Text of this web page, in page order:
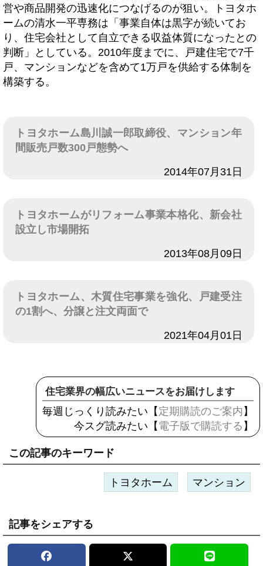
営や商品開発の迅速化につなげるのが狙い。トヨタホ
ームの清水一平専務は「事業自体は黒字が続いてお
り、住宅会社として自立できる収益体質になったとの
判断」としている。2010年度までに、戸建住宅で7千
戸、マンションなどを含めて1万戸を供給する体制を
構築する。
トヨタホーム島川誠一郎取締役、マンション年
間販売戸数300戸態勢へ
2014年07月31日
トヨタホームがリフォーム事業本格化、新会社
設立し市場開拓
2013年08月09日
トヨタホーム、木質住宅事業を強化、戸建受注
の1割へ、分譲と注文両面で
2021年04月01日
住宅業界の幅広いニュースをお届けします
毎週じっくり読みたい【 定期購読のご案内 】
今スグ読みたい【 電子版で購読する 】
この記事のキーワード
トヨタホーム マンション
記事をシェアする